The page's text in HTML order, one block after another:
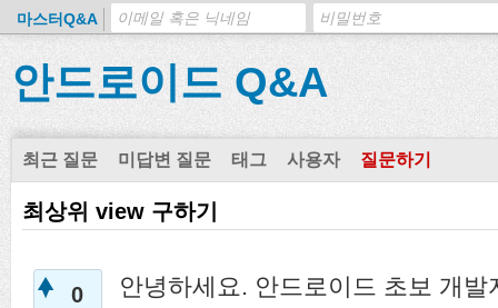
마스터Q&A
안드로이드 Q&A
최근 질문 미답변 질문 태그 사용자 질문하기
최상위 view 구하기
0
안녕하세요. 안드로이드 초보 개발